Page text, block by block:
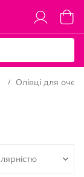
Кошик
Олівці для очей